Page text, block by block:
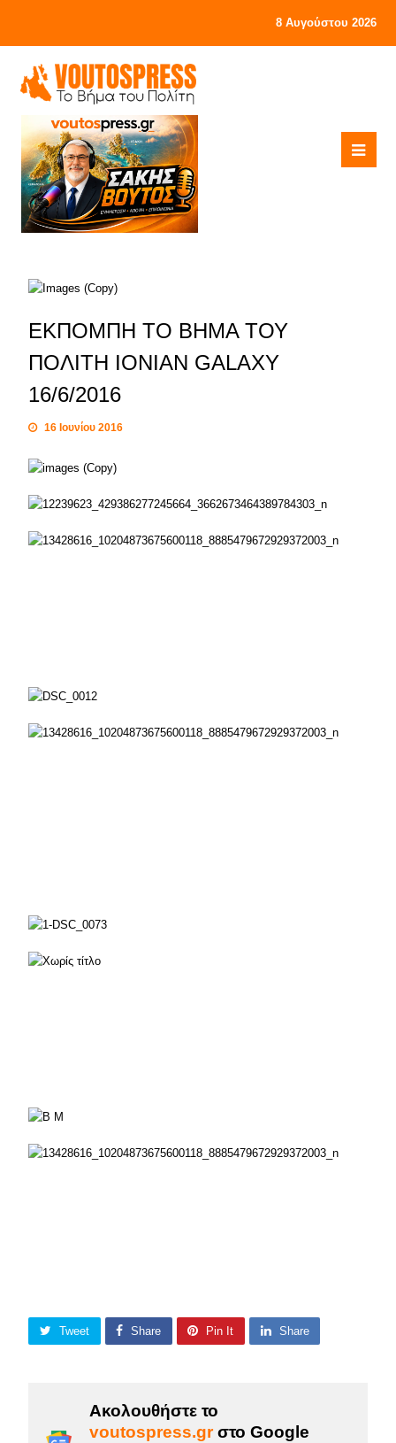
8 Αυγούστου 2026
ΕΚΠΟΜΠΗ ΤΟ ΒΗΜΑ ΤΟΥ
ΠΟΛΙΤΗ IONIAN GALAXY
16/6/2016
16 Ιουνίου 2016
Tweet Share Pin It Share
Ακολουθήστε το
voutospress.grστο Google